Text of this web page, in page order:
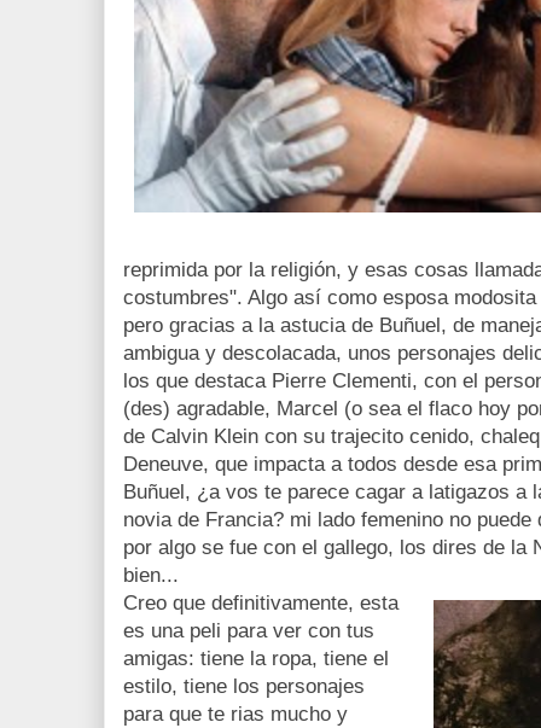
reprimida por la religión, y esas cosas
costumbres". Algo así como esposa
pero gracias a la astucia de Buñuel, de
ambigua y descolacada, unos personajes
los que destaca Pierre Clementi, con el
(des) agradable, Marcel (o sea el flaco hoy
de Calvin Klein con su trajecito cenido,
Deneuve, que impacta a todos desde esa
Buñuel, ¿a vos te parece cagar a latigazos a
novia de Francia? mi lado femenino no
por algo se fue con el gallego, los dires de la
bien...
Creo que definitivamente, esta
es una peli para ver con tus
amigas: tiene la ropa, tiene el
estilo, tiene los personajes
para que te rias mucho y